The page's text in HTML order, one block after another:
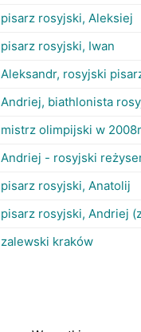
pisarz rosyjski, Aleksiej
pisarz rosyjski, Iwan
Aleksandr, rosyjski
Andriej, biathlonista
mistrz olimpijski w
Andriej - rosyjski
pisarz rosyjski, Anatolij
pisarz rosyjski, Andriej
zalewski kraków